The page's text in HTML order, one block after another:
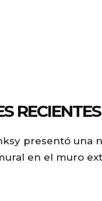
RECIENTES
presentó una
en el muro